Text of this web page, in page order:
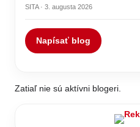
SITA · 3. augusta 2026
Napísať blog
Zatiaľ nie sú aktívni blogeri.